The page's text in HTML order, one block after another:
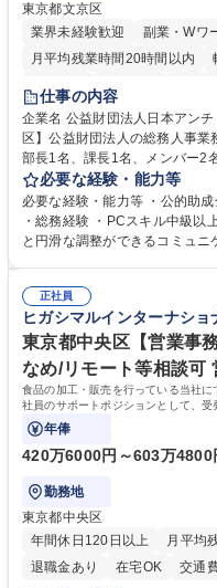
東京都文京区
業界未経験歓迎
副業・Wワ
月平均残業時間20時間以内
賞与あり
育休あり
食事補助あり
仕事の内容
企業名 公益財団法人日本アンチ・ドーピン
区】公益財団法人の総務人事業務／年間休日
部長1名、課長1名、メンバー2
当者として業務を覚えていただ
ジションとして活躍いただくことを期待し
プの業務内容】 ・人事制度関
怠管理 ・官公庁への各種提出
管理 ・福利厚生関連 ・職員か
業務全般 募集職種 【東京／文京区】公益財団法人の総務人事業務／年間
休日125日
必要な経験・能力等
必要な経験・能力等 ・公的助
・総務経験 ・PCスキル中級
と円滑な調整ができるコミュニケー
正社員
ヒガシマルインターナショ
東京都中央区【営業事
なめ/リモート等相談可
食品の加工・販売を行っている当社
社員のサポートポジションとして、受
事業の根幹を支えていただきます。
年俸
420万6000円～603万4800
勤務地
東京都中央区
年間休日120日以上
月平均
退職金あり
在宅OK 交通